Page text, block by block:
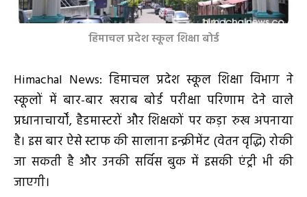
हिमाचल प्रदेश स्कूल शिक्षा बोर्ड
Himachal News: हिमाचल प्रदेश स्कूल शिक्षा विभाग ने
स्कूलों में बार-बार खराब बोर्ड परीक्षा परिणाम देने वाले
प्रधानाचार्यों, हैडमास्टरों और शिक्षकों पर कड़ा रुख अपनाया
है। इस बार ऐसे स्टाफ की सालाना इन्क्रीमेंट (वेतन वृद्धि) रोकी
जा सकती है और उनकी सर्विस बुक में इसकी एंट्री भी की
जाएगी।